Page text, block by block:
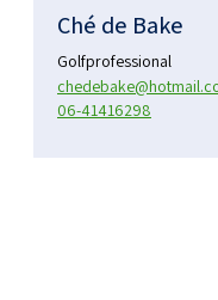
Ché de Bake
Golfprofessional
06-41416298